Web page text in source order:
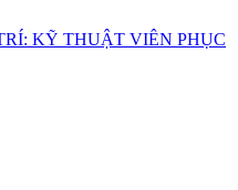
KỸ THUẬT VIÊN PHỤC